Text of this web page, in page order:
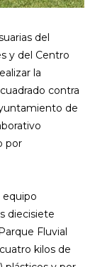
del
y del Centro
la
contra
de
por
equipo
diecisiete
Fluvial
kilos de